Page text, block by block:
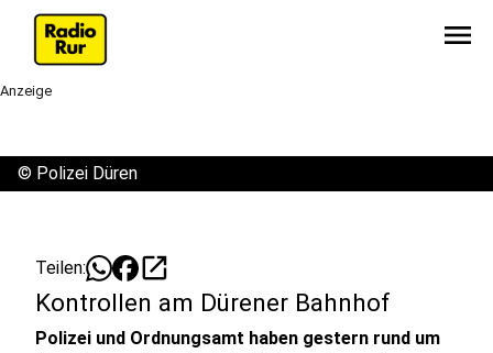
menu
Anzeige
© Polizei Düren
Teilen: open_in_new
Kontrollen am Dürener Bahnhof
Polizei und Ordnungsamt haben gestern rund um